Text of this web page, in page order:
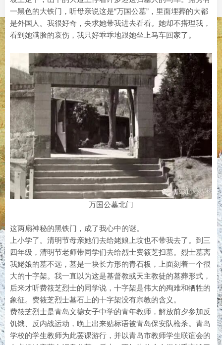
一黑色的大铁门，听母亲说这是“万国公墓”，里面埋葬的大都
是外国人。我很好奇，央求她带我进去看看。她却不搭理我，
看到她满脸的哀伤，我只好乖乖地跟她坐上马车回家了。
万国公墓北门
这两扇神秘的黑铁门，成了我心中的谜。
上小学了。清明节母亲她们去给姥娘上坟也不带我去了。到三
四年级，清明节老师带同学们去给烈士费筱芝扫墓。烈士墓离
我姥娘的墓不远，墓是一块长方形的青石板，上面刻着一个很
大的十字架。我一直以为这是基督教或天主教徒的墓葬形式，
后来才听费筱芝烈士的同学说，十字架是伟大的殉难和牺牲的
象征。费筱芝烈士墓石上的十字架没有宗教的含义。
费筱芝烈士是青岛文德女子中学的青年教师，解放前夕参加反
饥饿、反内战运动，晚上出来贴标语被青岛保安队枪杀。青岛
学校的学生教师为此罢课游行，并以青岛市教师学生联谊会的